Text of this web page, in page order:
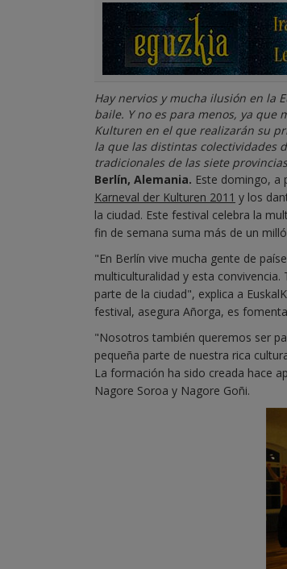
Hay nervios y mucha ilusión en la
baile. Y no es para menos, ya que
Kulturen en el que realizarán su
la que las distintas colectividades
tradicionales de las siete
Berlín, Alemania. Este domingo, a
Karneval der Kulturen 2011 y los
la ciudad. Este festival celebra la
fin de semana suma más de un
"En Berlín vive mucha gente de
multiculturalidad y esta
parte de la ciudad", explica a
festival, asegura Añorga, es
"Nosotros también queremos ser
pequeña parte de nuestra rica
La formación ha sido creada hace
Nagore Soroa y Nagore Goñi.